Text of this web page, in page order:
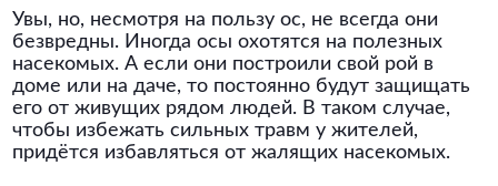
Увы, но, несмотря на пользу ос, не всегда они
безвредны. Иногда осы охотятся на полезных
насекомых. А если они построили свой рой в
доме или на даче, то постоянно будут защищать
его от живущих рядом людей. В таком случае,
чтобы избежать сильных травм у жителей,
придётся избавляться от жалящих насекомых.